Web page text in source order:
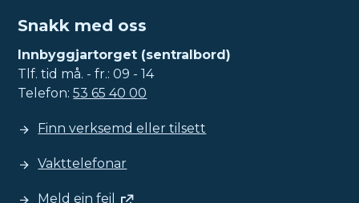
Snakk med oss
Innbyggjartorget (sentralbord)
Tlf. tid må. - fr.: 09 - 14
Telefon:53 65 40 00
Finn verksemd eller tilsett
Vakttelefonar
Meld ein feil